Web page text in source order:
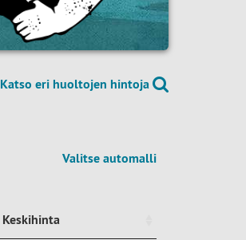
Katso eri huoltojen hintoja
Valitse automalli
Keskihinta